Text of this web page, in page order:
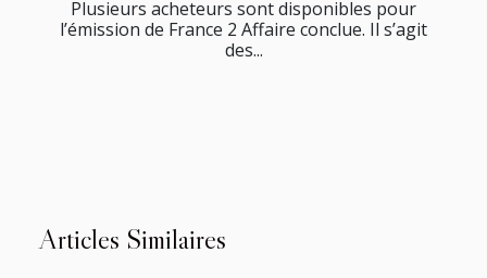
Plusieurs acheteurs sont disponibles pour
l’émission de France 2 Affaire conclue. Il s’agit
des...
Articles Similaires